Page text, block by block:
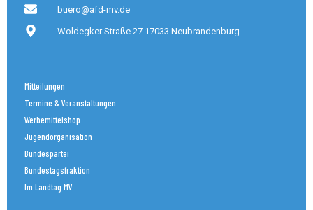
buero@afd-mv.de
Woldegker Straße 27 17033 Neubrandenburg
Mitteilungen
Termine & Veranstaltungen
Werbemittelshop
Jugendorganisation
Bundespartei
Bundestagsfraktion
Im Landtag MV